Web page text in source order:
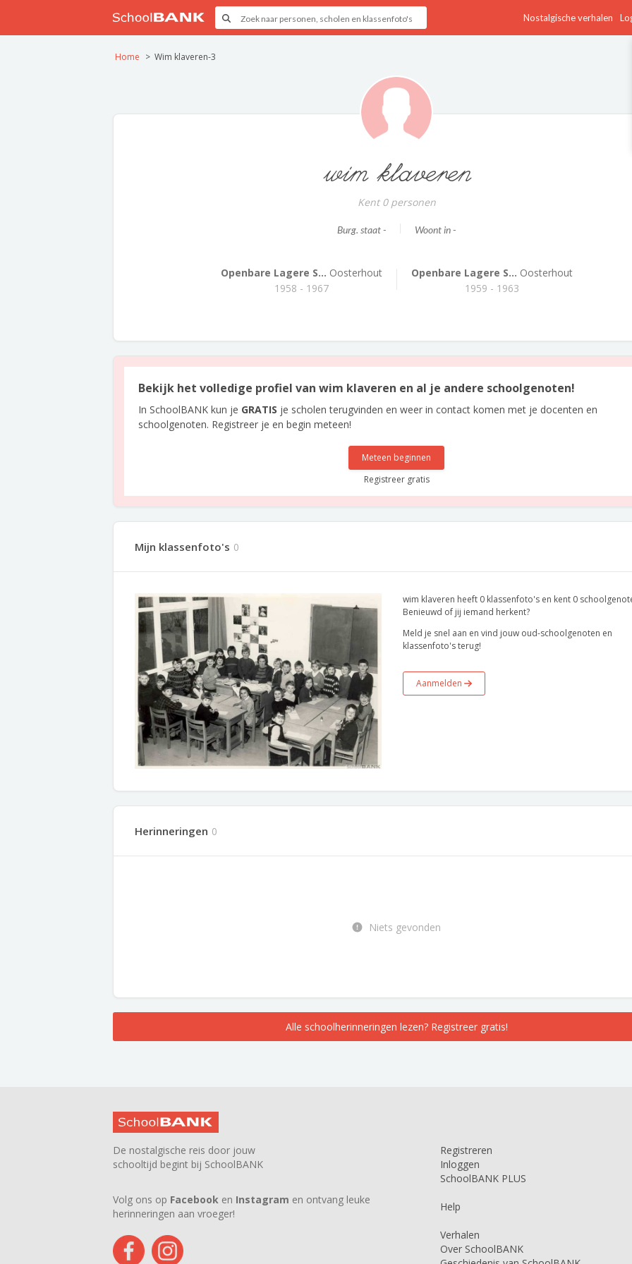
Nostalgische verhalen
Home Wim klaveren-3
wim klaveren
Kent 0 personen
Burg. staat - Woont in -
Openbare Lagere S... Oosterhout
1958 - 1967
Openbare Lagere S... Oosterhout
1959 - 1963
Bekijk het volledige profiel van wim klaveren en al je andere schoolgenoten!
In SchoolBANK kun je GRATIS je scholen terugvinden en weer in contact komen met je docenten en
schoolgenoten. Registreer je en begin meteen!
Meteen beginnen
Registreer gratis
Mijn klassenfoto's 0
wim klaveren heeft 0 klassenfoto's en kent 0
Benieuwd of jij iemand herkent?
Meld je snel aan en vind jouw oud-schoolgenoten en
klassenfoto's terug!
Aanmelden
Herinneringen 0
Niets gevonden
Alle schoolherinneringen lezen? Registreer gratis!
De nostalgische reis door jouw
schooltijd begint bij SchoolBANK
Volg ons op Facebook en Instagram en ontvang leuke
herinneringen aan vroeger!
Registreren
Inloggen
SchoolBANK PLUS
Help
Verhalen
Over SchoolBANK